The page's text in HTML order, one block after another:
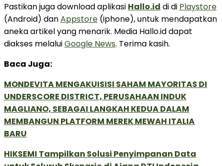
Pastikan juga download aplikasi Hallo.id di di Playstore
(Android) danAppstore (iphone), untuk mendapatkan
aneka artikel yang menarik. Media Hallo.id dapat
diakses melaluiGoogle News. Terima kasih.
Baca Juga:
MONDEVITA MENGAKUISISI SAHAM MAYORITAS DI
UNDERSCORE DISTRICT, PERUSAHAAN INDUK
MAGLIANO, SEBAGAI LANGKAH KEDUA DALAM
MEMBANGUN PLATFORM MEREK MEWAH ITALIA
BARU
HIKSEMI Tampilkan Solusi Penyimpanan Data